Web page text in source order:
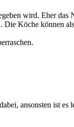
wird. Eher
Köche können
ansonsten ist